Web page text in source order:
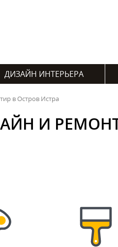
ДИЗАЙН ИНТЕРЬЕРА
в Остров Истра
И